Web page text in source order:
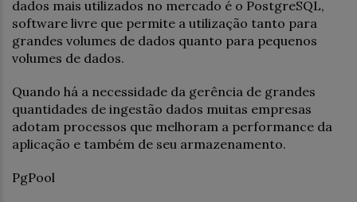
dados mais utilizados no mercado é o PostgreSQL,
software livre que permite a utilização tanto para
grandes volumes de dados quanto para pequenos
volumes de dados.
Quando há a necessidade da gerência de grandes
quantidades de ingestão dados muitas empresas
adotam processos que melhoram a performance da
aplicação e também de seu armazenamento.
PgPool